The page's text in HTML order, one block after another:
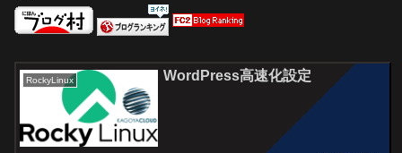
RockyLinux WordPress高速化設定